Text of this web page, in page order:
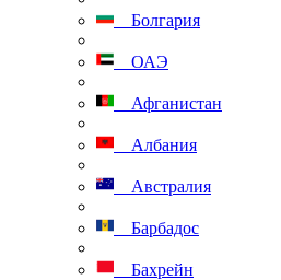
Болгария
ОАЭ
Афганистан
Албания
Австралия
Барбадос
Бахрейн